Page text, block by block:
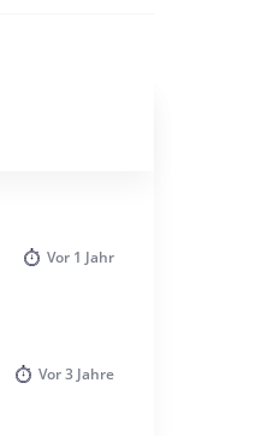
Vor 1 Jahr
Vor3 Jahre